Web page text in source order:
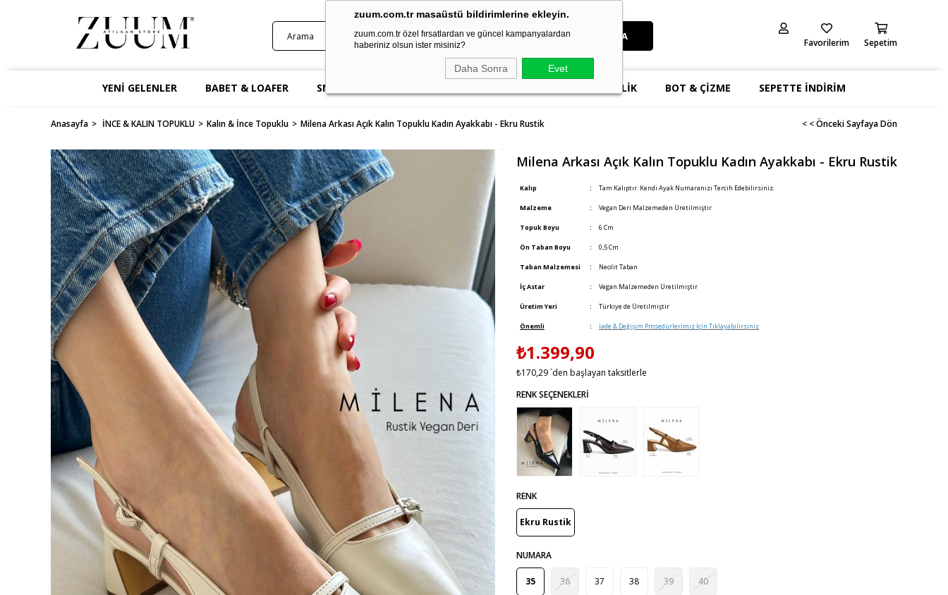
zuum.com.tr masaüstü bildirimlerine ekleyin.
zuum.com.tr özel fırsatlardan ve güncel kampanyalardan
haberiniz olsun ister misiniz?
Daha Sonra Evet
Sepetim
Favorilerim
YENİ GELENLER BABET & LOAFER SNEAKER SANDALET & TERLİK BOT & ÇİZME SEPETTE İNDİRİM
Anasayfa İNCE & KALIN TOPUKLU Kalın & İnce Topuklu Milena Arkası Açık Kalın Topuklu Kadın Ayakkabı - Ekru Rustik < < Önceki Sayfaya Dön
Milena Arkası Açık Kalın Topuklu Kadın Ayakkabı - Ekru Rustik
Kalıp : Tam Kalıptır. Kendi Ayak Numaranızı Tercih Edebilirsiniz.
Malzeme : Vegan Deri Malzemeden Üretilmiştir
Topuk Boyu : 6 Cm
Ön Taban Boyu : 0,5 Cm
Taban Malzemesi : Neolit Taban
İç Astar : Vegan Malzemeden Üretilmiştir
Üretim Yeri : Türkiye de Üretilmiştir
Önemli : İade & Değişim Prosedürlerimiz İçin Tıklayabilirsiniz
₺1.399,90
₺170,29`den başlayan taksitlerle
RENK
Ekru Rustik
NUMARA
35 36 37 38 39 40